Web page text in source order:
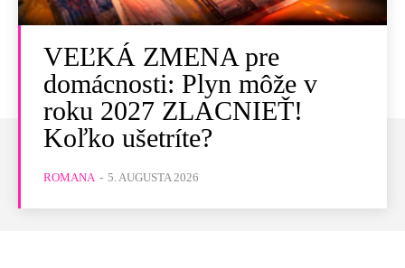
VEĽKÁ ZMENA pre
domácnosti: Plyn môže v
roku 2027 ZLACNIEŤ!
Koľko ušetríte?
ROMANA - 5. AUGUSTA 2026